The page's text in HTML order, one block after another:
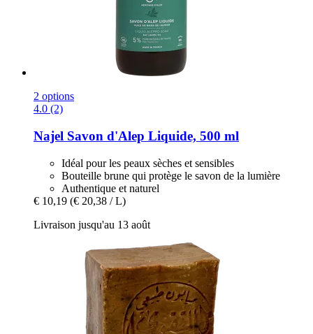
2 options
4.0 (2)
Najel Savon d'Alep Liquide, 500 ml
Idéal pour les peaux sèches et sensibles
Bouteille brune qui protège le savon de la lumière
Authentique et naturel
€ 10,19 (€ 20,38 / L)
Livraison jusqu'au 13 août